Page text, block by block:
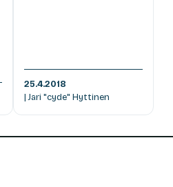
25.4.2018
| Jari "cyde" Hyttinen